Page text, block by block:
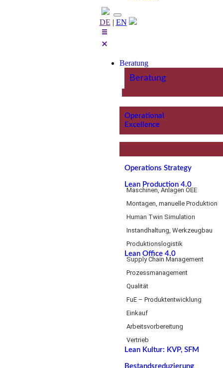
DE | EN
Beratung
Beratung
Operational
Excellence
Operations Strategy
Lean Production 4.0
Maschinen, Anlagen OEE
Montagen, manuelle Produktion
Human Twin Simulation
Instandhaltung, Werkzeugbau
Produktionslogistik
Lean Office 4.0
Supply Chain Management
Prozessmanagement
Qualität
FuE – Produktentwicklung
Einkauf
Arbeitsvorbereitung
Vertrieb
Lean Kultur: KVP, SFM
Bestandsreduzierung